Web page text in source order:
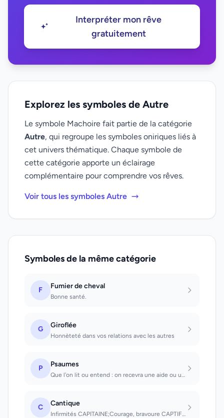
Interpréter mon rêve
gratuitement
Explorez les symboles de Autre
Le symbole Machoire fait partie de la catégorie
Autre, qui regroupe les symboles oniriques liés à
cet univers thématique. Chaque symbole de
cette catégorie apporte un éclairage
complémentaire pour comprendre vos rêves.
Voir tous les symboles Autre
Symboles de la même catégorie
F Fumier de cheval
Bonne santé.
G Giroflée
Honnèteté dans vos relations avec les autres
P Psaumes
Que l'on lit ou entend : on recevra une aide ou un concours inattendus dans une...
C Cantique
Infirmités CAPITAINE;Courage, bravoure CAPTIF;Pleurs, larmes, résignation CAPUCI...